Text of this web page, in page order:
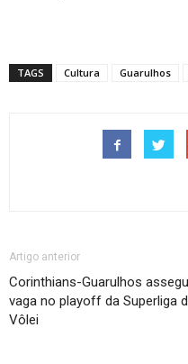
TAGS Cultura Guarulhos
Artigo anterior
Corinthians-Guarulhos
vaga no playoff da Superliga
Vôlei